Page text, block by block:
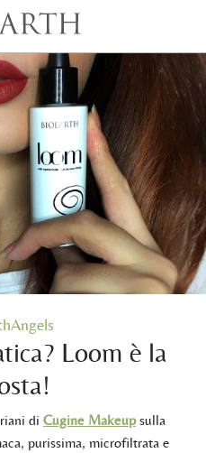
Loom è la
di Cugine Makeupsulla
purissima, microfiltrata e